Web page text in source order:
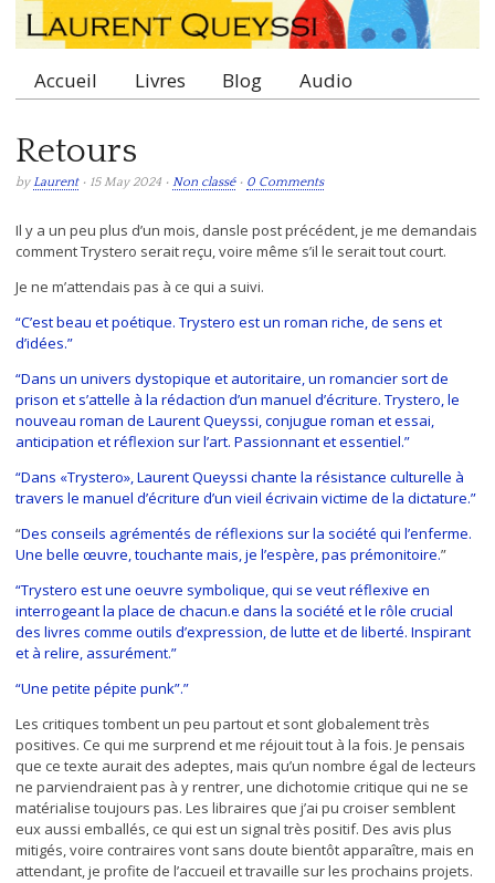
Main menu
Accueil Livres Blog Audio
Retours
byLaurent• 15 May 2024 • Non classé• 0 Comments
Il y a un peu plus d’un mois, dansle post précédent, je me demandais
comment Trystero serait reçu, voire même s’il le serait tout court.
Je ne m’attendais pas à ce qui a suivi.
“C’est beau et poétique. Trystero est un roman riche, de sens et
d’idées.”
“Dans un univers dystopique et autoritaire, un romancier sort de
prison et s’attelle à la rédaction d’un manuel d’écriture. Trystero, le
nouveau roman de Laurent Queyssi, conjugue roman et essai,
anticipation et réflexion sur l’art. Passionnant et essentiel.”
“Dans «Trystero», Laurent Queyssi chante la résistance culturelle à
travers le manuel d’écriture d’un vieil écrivain victime de la dictature.”
“Des conseils agrémentés de réflexions sur la société qui l’enferme.
Une belle œuvre, touchante mais, je l’espère, pas prémonitoire.”
“Trystero est une oeuvre symbolique, qui se veut réflexive en
interrogeant la place de chacun.e dans la société et le rôle crucial
des livres comme outils d’expression, de lutte et de liberté. Inspirant
et à relire, assurément.”
“Une petite pépite punk”.”
Les critiques tombent un peu partout et sont globalement très
positives. Ce qui me surprend et me réjouit tout à la fois. Je pensais
que ce texte aurait des adeptes, mais qu’un nombre égal de lecteurs
ne parviendraient pas à y rentrer, une dichotomie critique qui ne se
matérialise toujours pas. Les libraires que j’ai pu croiser semblent
eux aussi emballés, ce qui est un signal très positif. Des avis plus
mitigés, voire contraires vont sans doute bientôt apparaître, mais en
attendant, je profite de l’accueil et travaille sur les prochains projets.